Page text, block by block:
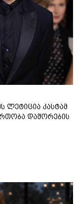
ლეტიცია კასტამ
დაშორების